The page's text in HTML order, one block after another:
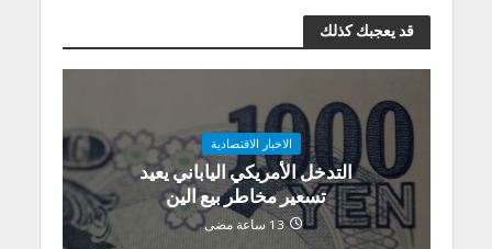
قد يعجبك كذلك
الاخبار الاقتصادية
التدخل الأمريكي الياباني يعيد
تسعير مخاطر بيع الين
13 ساعة مضى